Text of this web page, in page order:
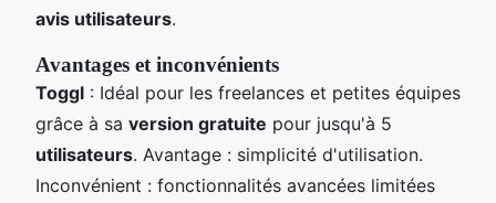
avis utilisateurs.
Avantages et inconvénients
Toggl : Idéal pour les freelances et petites équipes
grâce à sa version gratuite pour jusqu'à 5
utilisateurs. Avantage : simplicité d'utilisation.
Inconvénient : fonctionnalités avancées limitées